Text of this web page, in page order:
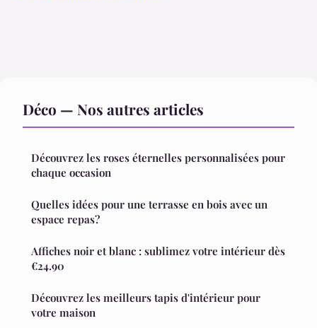
Déco — Nos autres articles
Découvrez les roses éternelles personnalisées pour
chaque occasion
Quelles idées pour une terrasse en bois avec un
espace repas?
Affiches noir et blanc : sublimez votre intérieur dès
€24.90
Découvrez les meilleurs tapis d'intérieur pour
votre maison